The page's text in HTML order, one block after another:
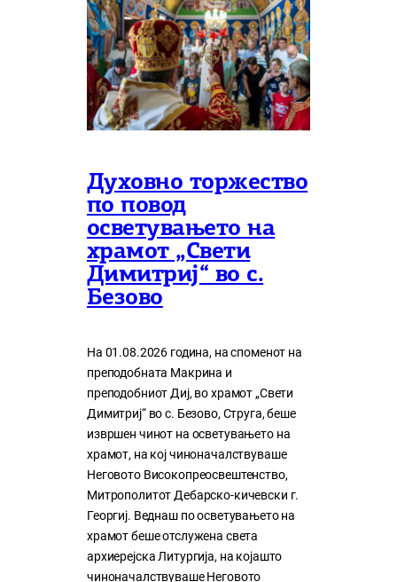
Духовно торжество
по повод
осветувањето на
храмот „Свети
Димитриј“ во с.
Безово
На 01.08.2026 година, на споменот на
преподобната Макрина и
преподобниот Диј, во храмот „Свети
Димитриј“ во с. Безово, Струга, беше
извршен чинот на осветувањето на
храмот, на кој чиноначалствуваше
Неговото Високопреосвештенство,
Митрополитот Дебарско-кичевски г.
Георгиј. Веднаш по осветувањето на
храмот беше отслужена света
архиерејска Литургија, на којашто
чиноначалствуваше Неговото